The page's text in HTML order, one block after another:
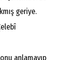
geriye.
anlamayıp